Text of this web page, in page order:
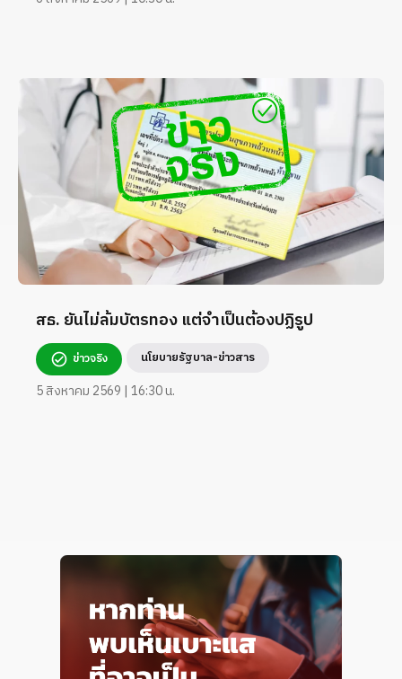
สธ. ยันไม่ล้มบัตรทอง แต่จำเป็นต้องปฏิรูป
ข่าวจริง นโยบายรัฐบาล-ข่าวสาร
5 สิงหาคม 2569 | 16:30 น.